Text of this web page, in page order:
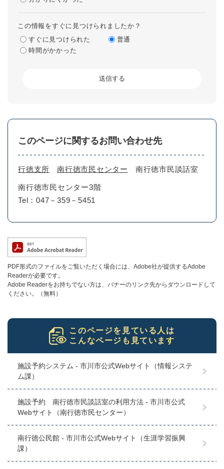
この情報をすぐに見つけられましたか？
すぐに見つけられた
普通
時間がかかった
このページに関するお問い合わせ先
行徳支所 南行徳市民センター 南行徳市民談話室
南行徳市民センター3階
Tel：047－359－5451
PDF形式のファイルをご覧いただく場合には、Adobe社が提供するAdobe
Readerが必要です。
Adobe Readerをお持ちでない方は、バナーのリンク先からダウンロードして
ください。（無料）
このページを見ている人は
こんなページも見ています
施設予約システム - 市川市公式Webサイト（情報システ
ム課）
施設予約 南行徳市民談話室の利用方法 - 市川市公式
Webサイト（南行徳市民センター）
南行徳公民館 - 市川市公式Webサイト（生涯学習振興
課）